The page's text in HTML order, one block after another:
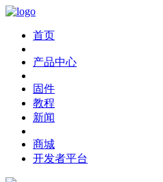
首页
产品中心
固件
教程
新闻
商城
开发者平台